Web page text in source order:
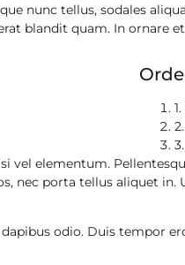
nunc tellus, sodales
blandit quam. In ornare
elementum.
nec porta tellus aliquet
odio. Duis tempor